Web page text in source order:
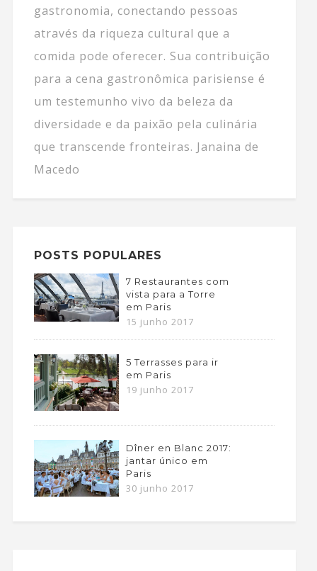
gastronomia, conectando pessoas
através da riqueza cultural que a
comida pode oferecer. Sua contribuição
para a cena gastronômica parisiense é
um testemunho vivo da beleza da
diversidade e da paixão pela culinária
que transcende fronteiras. Janaina de
Macedo
POSTS POPULARES
7 Restaurantes com
vista para a Torre
em Paris
15 junho 2017
5 Terrasses para ir
em Paris
19 junho 2017
Dîner en Blanc 2017:
jantar único em
Paris
30 junho 2017